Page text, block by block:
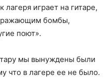
играет на гитаре,
бомбы,
поют».
мы вынуждены были
что в лагере ее не было.